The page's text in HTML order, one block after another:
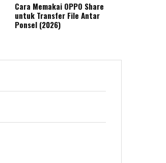
Cara Memakai OPPO Share
untuk Transfer File Antar
Ponsel (2026)